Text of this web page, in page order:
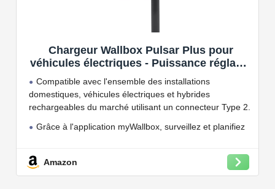
Chargeur Wallbox Pulsar Plus pour
véhicules électriques - Puissance réglable
jusqu'à 7.4 KW, câble de Charge Type 2,
Wi-FI et Bluetooth, OCPP
Compatible avec l'ensemble des installations
domestiques, véhicules électriques et hybrides
rechargeables du marché utilisant un connecteur Type 2.
Grâce à l'application myWallbox, surveillez et planifiez
Convient à une installation à l'intérieur et à l'extérieur,
Amazon